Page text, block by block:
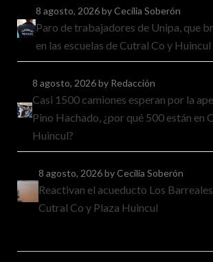
8 agosto, 2026by Cecilia Soberón
Paro de trabajadores de Unipa, que
en las escuelas de Cutral Co y Huincul
8 agosto, 2026by Redacción
Casi 1500 camiones esperan por la
Pino Hachado, ¿por qué 500 están en
Huincul?
8 agosto, 2026by Cecilia Soberón
Reactivan el acueducto Los
Cutral Co y Plaza Huincul